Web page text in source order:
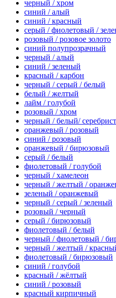
черный / хром
синий / алый
синий / красный
серый / фиолетовый /
розовый / розовое золото
синий полупрозрачный
черный / алый
синий / зеленый
красный / карбон
черный / серый / белый
белый / желтый
лайм / голубой
розовый / хром
черный / белый/
оранжевый / розовый
синий / розовый
оранжевый / бирюзовый
серый / белый
фиолетовый / голубой
черный / хамелеон
черный / желтый /
зеленый / оранжевый
черный / серый / зеленый
розовый / черный
серый / бирюзовый
фиолетовый / белый
черный / фиолетовый /
черный / желтый /
фиолетовый / бирюзовый
синий / голубой
красный / жёлтый
синий / розовый
красный кирпичный